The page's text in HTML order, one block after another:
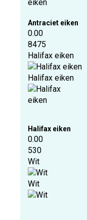
Antraciet eiken
0.00
8475
Halifax eiken
Halifax eiken
Halifax eiken
0.00
530
Wit
Wit